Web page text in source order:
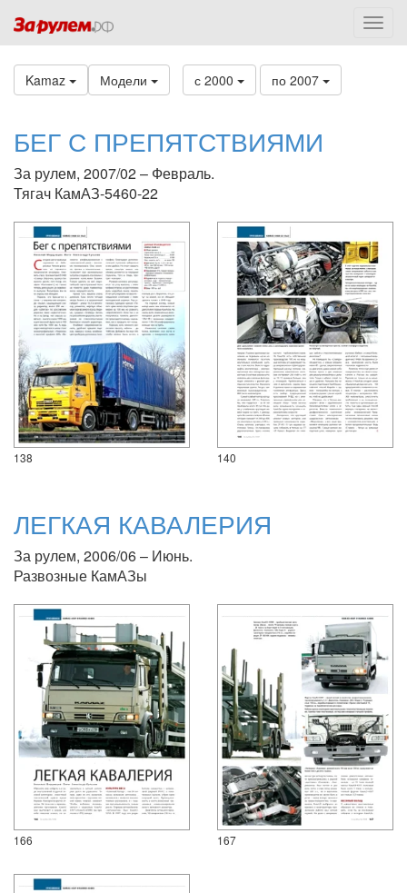
Kamaz Модели с 2000 по 2007
БЕГ С ПРЕПЯТСТВИЯМИ
За рулем, 2007/02 – Февраль.
Тягач КамАЗ-5460-22
138 140
ЛЕГКАЯ КАВАЛЕРИЯ
За рулем, 2006/06 – Июнь.
Развозные КамАЗы
166 167